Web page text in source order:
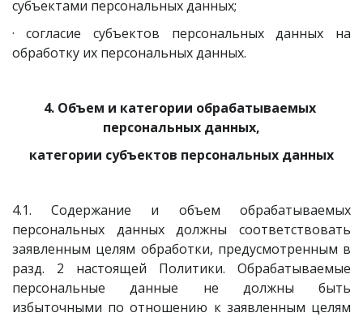
субъектами персональных данных;
· согласие субъектов персональных данных на
обработку их персональных данных.
4. Объем и категории обрабатываемых
персональных данных,
категории субъектов персональных данных
4.1. Содержание и объем обрабатываемых
персональных данных должны соответствовать
заявленным целям обработки, предусмотренным в
разд. 2 настоящей Политики. Обрабатываемые
персональные данные не должны быть
избыточными по отношению к заявленным целям